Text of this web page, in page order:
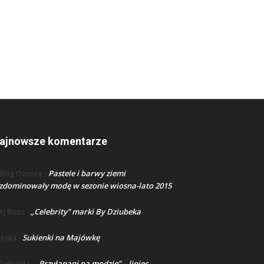
komentarze
Blog Ozonee - Pastele i barwy ziemi
modę w sezonie wiosna-lato 2015
Risso - „Celebrity” marki By Dziubeka
lenka - Sukienki na Majówkę